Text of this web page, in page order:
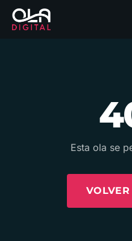
Esta ola se